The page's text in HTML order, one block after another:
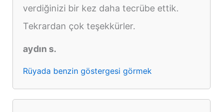
verdiğinizi bir kez daha tecrübe ettik.
Tekrardan çok teşekkürler.
aydın s.
Rüyada benzin göstergesi görmek